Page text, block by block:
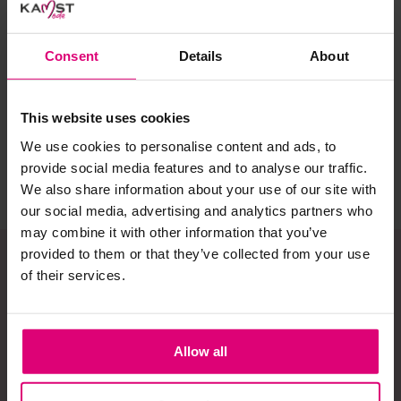
Consent Details About
This website uses cookies
We use cookies to personalise content and ads, to
provide social media features and to analyse our traffic.
We also share information about your use of our site with
our social media, advertising and analytics partners who
may combine it with other information that you’ve
provided to them or that they’ve collected from your use
of their services.
Allow all
wasmiddel.
Was in de wasmachine op een wol-programma. Dit
voorkomt wrijving en pilling.
Was zo koud mogelijk.
Droog het kledingstuk liggend op een handdoek.
Controleer na het wassen op pilling en scheer het
kledingstuk indien nodig met een kledingtondeuse.
Kledingstukken met elastine zijn niet bestand tegen de hitte
Harper & Yve
Pantalon
Freebird
Pantalon
Schrijf je in op onze
nieuwsbrief!
Ontvang onze nieuwsbrief en ontvang een